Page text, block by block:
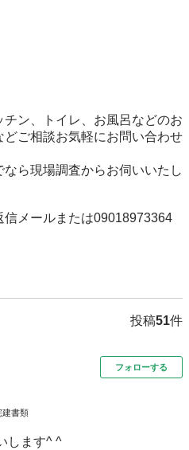
チン、トイレ、お風呂などのお
ご相談お気軽にお問い合わせ
ら現場調査からお伺いいたし
メールまたは09018973364
投稿51件
フォローする
建書類
します^ ^